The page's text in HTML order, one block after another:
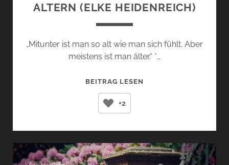
ALTERN (ELKE HEIDENREICH)
„Mitunter ist man so alt wie man sich fühlt. Aber
meistens ist man älter.“ *…
BEITRAG LESEN
+2